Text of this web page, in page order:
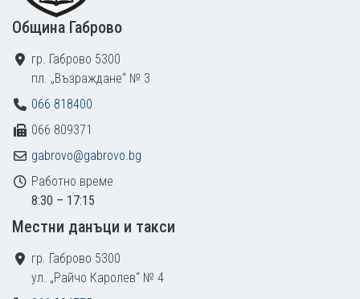
Община Габрово
гр. Габрово 5300
пл. „Възраждане“ № 3
066 818400
066 809371
gabrovo@gabrovo.bg
Работно време
8:30 – 17:15
Местни данъци и такси
гр. Габрово 5300
ул. „Райчо Каролев“ № 4